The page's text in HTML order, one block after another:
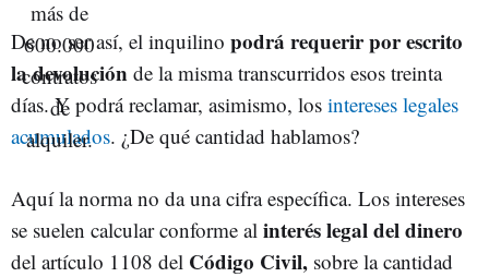
De no ser así, el inquilino podrá requerir por escrito
la devolución de la misma transcurridos esos treinta
días. Y podrá reclamar, asimismo, los intereses legales
acumulados. ¿De qué cantidad hablamos?
Aquí la norma no da una cifra específica. Los intereses
se suelen calcular conforme al interés legal del dinero
del artículo 1108 del Código Civil, sobre la cantidad